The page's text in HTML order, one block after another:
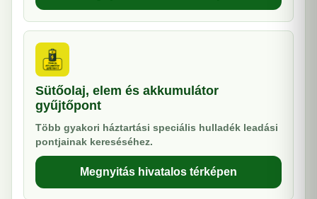
Sütőolaj, elem és akkumulátor
gyűjtőpont
Több gyakori háztartási speciális hulladék leadási
pontjainak kereséséhez.
Megnyitás hivatalos térképen